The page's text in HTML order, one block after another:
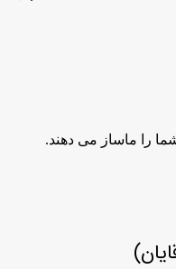
را ماساز می دهند.